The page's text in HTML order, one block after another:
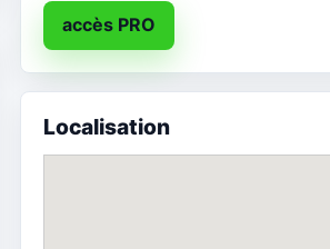
accès PRO
Localisation